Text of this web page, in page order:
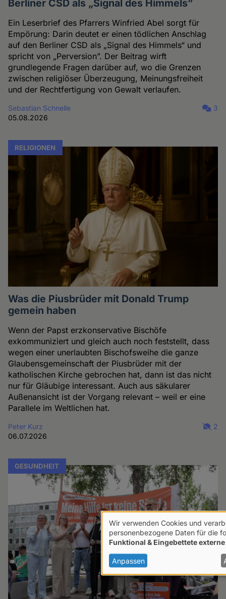
Berliner CSD als „Signal des Himmels”
Ein Leserbrief des Pfarrers Winfried Abel sorgt für
Empörung: Darin deutet er einen tödlichen Anschlag
auf den Berliner CSD als „Signal des Himmels“ und
spricht von „Perversion”. Der Beitrag wirft
grundlegende Fragen darüber auf, wo die Grenzen
zwischen religiöser Überzeugung, Meinungsfreiheit
und der Rechtfertigung von Gewalt verlaufen.
Sebastian Schnelle
05.08.2026
3
RELIGIONEN
Was die Piusbrüder mit Donald Trump
gemein haben
Wenn der Papst erzkonservative Bischöfe
exkommuniziert und gleich auch noch feststellt, dass
wegen einer unerlaubten Bischofsweihe die ganze
Glaubensgemeinschaft der Piusbrüder mit der
katholischen Kirche gebrochen hat, dann ist das nicht
nur für Gläubige interessant. Auch aus säkularer
Außenansicht ist der Vorgang relevant – weil er eine
Parallele im Weltlichen hat.
Peter Kurz
06.07.2026
2
GESUNDHEIT
Verwendung
von
personenbezogenen
Daten
und
Wir verwenden Cookies und
personenbezogene Daten für die
Funktional & Eingebettete
Anpassen